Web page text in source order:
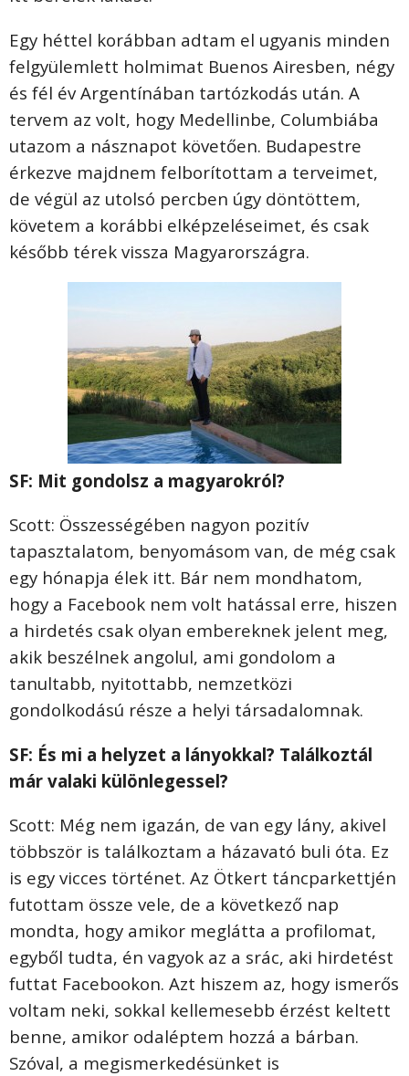
Egy héttel korábban adtam el ugyanis minden
felgyülemlett holmimat Buenos Airesben, négy
és fél év Argentínában tartózkodás után. A
tervem az volt, hogy Medellinbe, Columbiába
utazom a násznapot követően. Budapestre
érkezve majdnem felborítottam a terveimet,
de végül az utolsó percben úgy döntöttem,
követem a korábbi elképzeléseimet, és csak
később térek vissza Magyarországra.
SF: Mit gondolsz a magyarokról?
Scott: Összességében nagyon pozitív
tapasztalatom, benyomásom van, de még csak
egy hónapja élek itt. Bár nem mondhatom,
hogy a Facebook nem volt hatással erre, hiszen
a hirdetés csak olyan embereknek jelent meg,
akik beszélnek angolul, ami gondolom a
tanultabb, nyitottabb, nemzetközi
gondolkodású része a helyi társadalomnak.
SF: És mi a helyzet a lányokkal? Találkoztál
már valaki különlegessel?
Scott: Még nem igazán, de van egy lány, akivel
többször is találkoztam a házavató buli óta. Ez
is egy vicces történet. Az Ötkert táncparkettjén
futottam össze vele, de a következő nap
mondta, hogy amikor meglátta a profilomat,
egyből tudta, én vagyok az a srác, aki hirdetést
futtat Facebookon. Azt hiszem az, hogy ismerős
voltam neki, sokkal kellemesebb érzést keltett
benne, amikor odaléptem hozzá a bárban.
Szóval, a megismerkedésünket is